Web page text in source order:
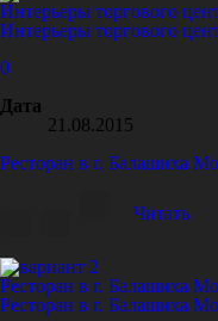
Интерьеры торгового
Интерьеры торгового
0
Дата
21.08.2015
Ресторан в г. Балашиха
Читать
Ресторан в г. Балашиха
Ресторан в г. Балашиха